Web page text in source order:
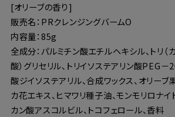
[オリーブの香り]
販売名：PRクレンジングバームO
内容量：85g
全成分：パルミチン酸エチルヘキシル、トリ（
酸）グリセリル、トリイソステアリン酸PEG－
酸ジイソステアリル、合成ワックス、オリーブ
カ花エキス、ヒマワリ種子油、モンモリロナイ
カン酸アスコルビル、トコフェロール、香料